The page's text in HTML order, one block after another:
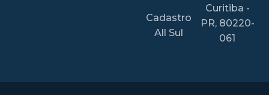
Cadastro
All Sul
Curitiba -
PR, 80220-
061